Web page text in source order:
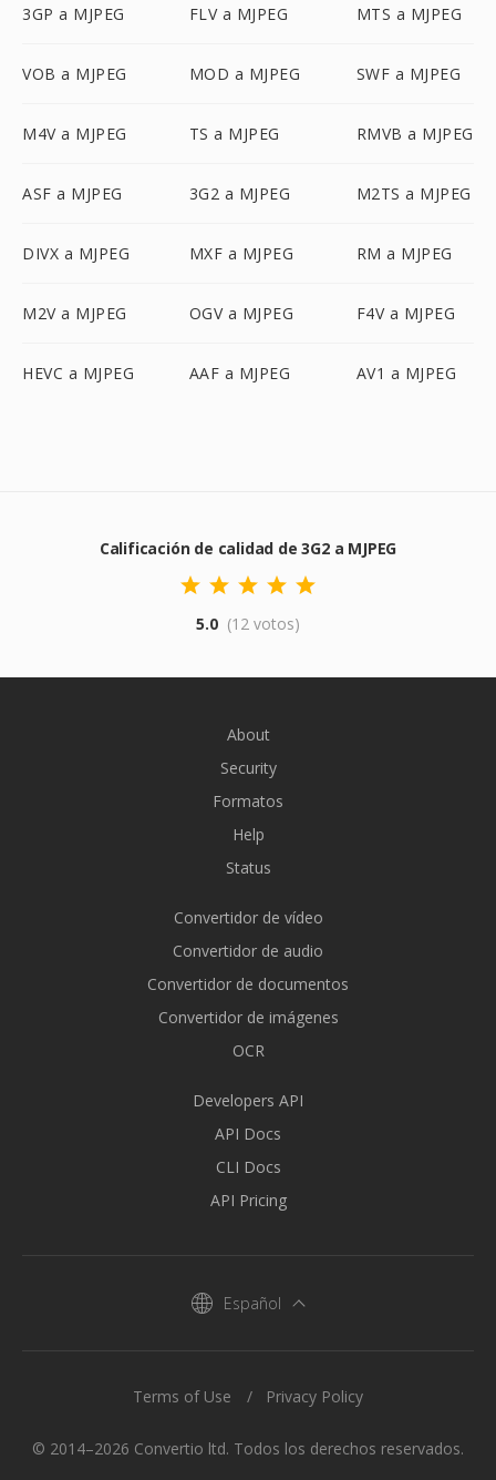
3GP a MJPEG FLV a MJPEG MTS a MJPEG
VOB a MJPEG MOD a MJPEG SWF a MJPEG
M4V a MJPEG TS a MJPEG RMVB a MJPEG
ASF a MJPEG 3G2 a MJPEG M2TS a MJPEG
DIVX a MJPEG MXF a MJPEG RM a MJPEG
M2V a MJPEG OGV a MJPEG F4V a MJPEG
HEVC a MJPEG AAF a MJPEG AV1 a MJPEG
Calificación de calidad de 3G2 a MJPEG
5.0 (12 votos)
About
Security
Formatos
Help
Status
Convertidor de vídeo
Convertidor de audio
Convertidor de documentos
Convertidor de imágenes
OCR
Developers API
API Docs
CLI Docs
API Pricing
Español
© 2014–2026 Convertio ltd. Todos los derechos reservados.
Terms of Use Privacy Policy